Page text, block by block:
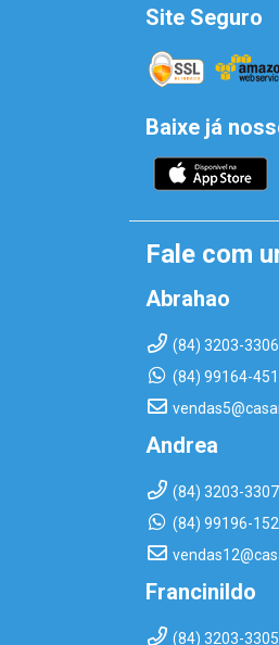
Site Seguro
Baixe já
Fale com
Abrahao
(84) 3203-3306
(84) 99164-
Andrea
(84) 3203-3307
(84) 99196-
Francinildo
(84) 3203-3305